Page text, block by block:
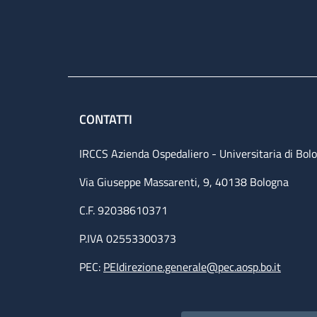
CONTATTI
IRCCS Azienda Ospedaliero - Universitaria di
Via Giuseppe Massarenti, 9, 40138 Bologna
C.F. 92038610371
P.IVA 02553300373
PEC: PEIdirezione.generale@pec.aosp.bo.it